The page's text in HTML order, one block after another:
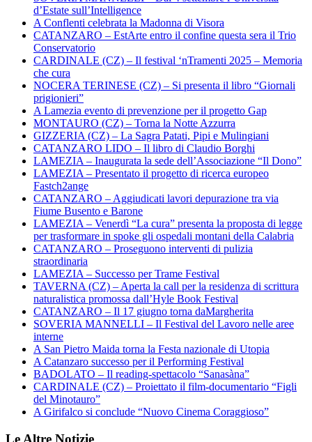
d’Estate sull’Intelligence
A Conflenti celebrata la Madonna di Visora
CATANZARO – EstArte entro il confine questa sera il Trio
Conservatorio
CARDINALE (CZ) – Il festival ‘nTramenti 2025 – Memoria
che cura
NOCERA TERINESE (CZ) – Si presenta il libro “Giornali
prigionieri”
A Lamezia evento di prevenzione per il progetto Gap
MONTAURO (CZ) – Torna la Notte Azzurra
GIZZERIA (CZ) – La Sagra Patati, Pipi e Mulingiani
CATANZARO LIDO – Il libro di Claudio Borghi
LAMEZIA – Inaugurata la sede dell’Associazione “Il Dono”
LAMEZIA – Presentato il progetto di ricerca europeo
Fastch2ange
CATANZARO – Aggiudicati lavori depurazione tra via
Fiume Busento e Barone
LAMEZIA – Venerdì “La cura” presenta la proposta di legge
per trasformare in spoke gli ospedali montani della Calabria
CATANZARO – Proseguono interventi di pulizia
straordinaria
LAMEZIA – Successo per Trame Festival
TAVERNA (CZ) – Aperta la call per la residenza di scrittura
naturalistica promossa dall’Hyle Book Festival
CATANZARO – Il 17 giugno torna daMargherita
SOVERIA MANNELLI – Il Festival del Lavoro nelle aree
interne
A San Pietro Maida torna la Festa nazionale di Utopia
A Catanzaro successo per il Performing Festival
BADOLATO – Il reading-spettacolo “Sanasàna”
CARDINALE (CZ) – Proiettato il film-documentario “Figli
del Minotauro”
A Girifalco si conclude “Nuovo Cinema Coraggioso”
Le Altre Notizie